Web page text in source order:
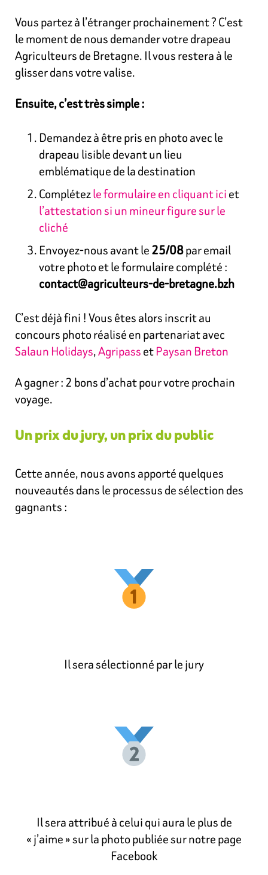
Vous partez à l’étranger prochainement ? C’est
le moment de nous demander votre drapeau
Agriculteurs de Bretagne. Il vous restera à le
glisser dans votre valise.
Ensuite, c’est très simple :
Demandez à être pris en photo avec le
drapeau lisible devant un lieu
emblématique de la destination
Complétezle formulaire en cliquant iciet
l’attestation si un mineur figure sur le
cliché
Envoyez-nous avant le25/08par email
votre photo et le formulaire complété :
contact@agriculteurs-de-bretagne.bzh
C’est déjà fini ! Vous êtes alors inscrit au
concours photo réalisé en partenariat avec
Salaun Holidays,AgripassetPaysan Breton
A gagner : 2 bons d’achat pour votre prochain
voyage.
Un prix du jury, un prix du public
Cette année, nous avons apporté quelques
nouveautés dans le processus de sélection des
gagnants :
Il sera sélectionné par le jury
Il sera attribué à celui qui aura le plus de
« j’aime » sur la photo publiée sur notre page
Facebook